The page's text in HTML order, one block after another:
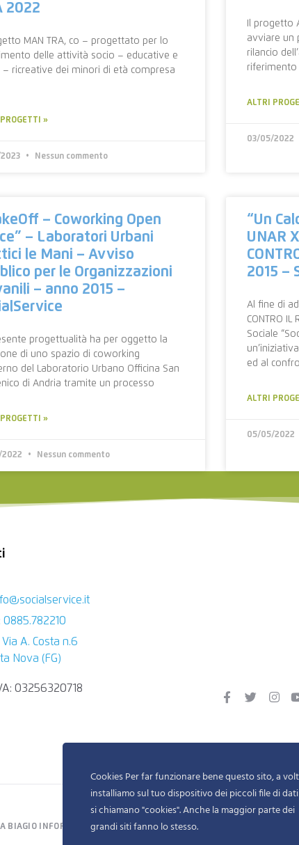
2022
MAN TRA, co – progettato per lo
delle attività socio – educative e
– ricreative dei minori di età compresa
»
Nessun commento
Il progetto
avviare un
rilancio
riferimento
ALTRI
03/05/2022
– Coworking Open
– Laboratori Urbani
le Mani – Avviso
per le Organizzazioni
– anno 2015 –
progettualità ha per oggetto la
di uno spazio di coworking
del Laboratorio Urbano Officina San
di Andria tramite un processo
»
Nessun commento
“Un
UNAR
2015 –
Al fine di
CONTRO
Sociale
ed al
ALTRI
05/05/2022
0885.782210
Via A. Costa n.6
Nova (FG)
03256320718
INFORMATION TECHNOLOGY. ALL RIGHTS RESERVED
Cookies Per far funzionare bene questo sito, a
installiamo sul tuo dispositivo dei piccoli file di
si chiamano "cookies". Anche la maggior parte dei
grandi siti fanno lo stesso.